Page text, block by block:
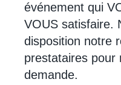
événement qui
VOUS satisfaire.
disposition notre
prestataires pour
demande.